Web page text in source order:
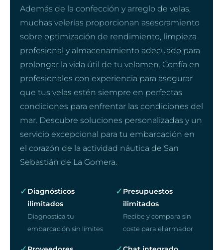
Además de la confección y arreglo de velas,
muchas velerías proporcionan asesoramiento
sobre optimización de rendimiento, limpieza
profesional y almacenamiento adecuado para
prolongar la vida útil de tu velamen. Confía en
profesionales con experiencia para asegurar
que tus velas estén siempre en perfectas
condiciones para enfrentar las condiciones del
mar. Descubre soluciones personalizadas y un
servicio excepcional para tu embarcación en
el corazón de la actividad náutica de San
Sebastián de La Gomera.
✓ Diagnósticos
ilimitados
Diagnostica tu
embarcación sin límites
✓ Presupuestos
ilimitados
Recibe y compara sin
coste para el armador